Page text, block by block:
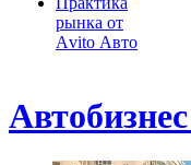
рынка от
Аvito Авто